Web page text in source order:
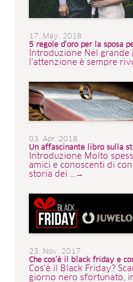
17. May. 2018
5 regole d’oro per la sposa
Introduzione Nel
l’attenzione è sempre
03. Apr. 2018
Un affascinante libro sulla
Introduzione Molto
amici e conoscenti di
storia dei ...→
23. Nov. 2017
Che cos’è il black friday e
Cos'è il Black Friday?
giorno nero sfortunato,